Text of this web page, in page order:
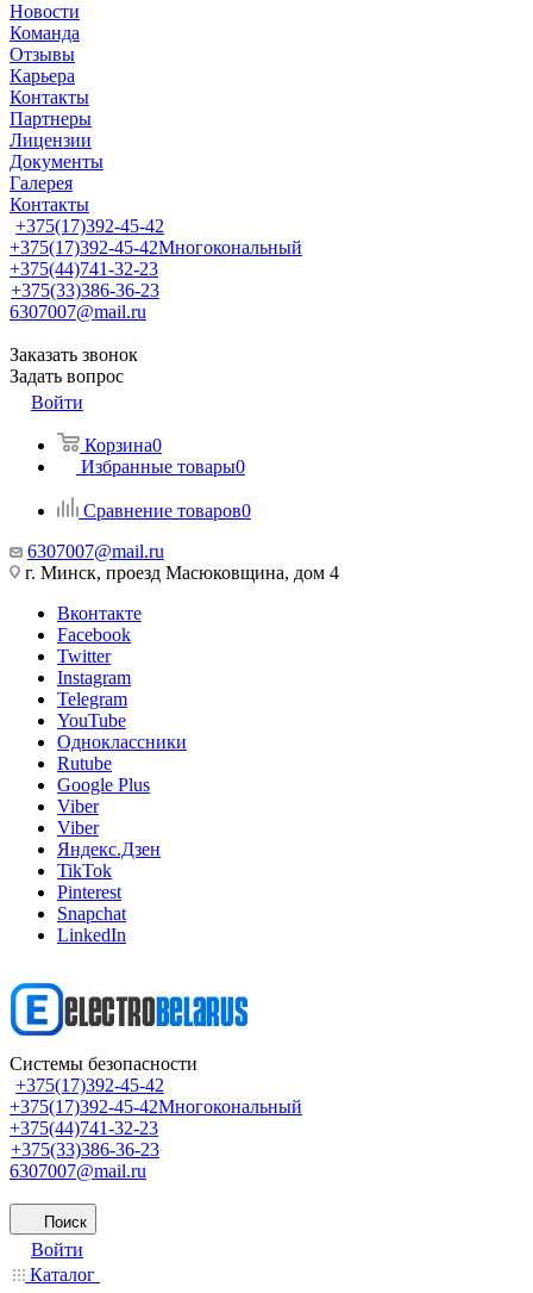
Новости
Команда
Отзывы
Карьера
Контакты
Партнеры
Лицензии
Документы
Галерея
Контакты
+375(17)392-45-42
+375(17)392-45-42Многокональный
+375(44)741-32-23
+375(33)386-36-23
6307007@mail.ru
Заказать звонок
Задать вопрос
Войти
Корзина0
Избранные товары0
Сравнение товаров0
6307007@mail.ru
г. Минск, проезд Масюковщина, дом 4
Вконтакте
Facebook
Twitter
Instagram
Telegram
YouTube
Одноклассники
Rutube
Google Plus
Viber
Viber
Яндекс.Дзен
TikTok
Pinterest
Snapchat
LinkedIn
Системы безопасности
+375(17)392-45-42
+375(17)392-45-42Многокональный
+375(44)741-32-23
+375(33)386-36-23
6307007@mail.ru
Поиск
Войти
Каталог